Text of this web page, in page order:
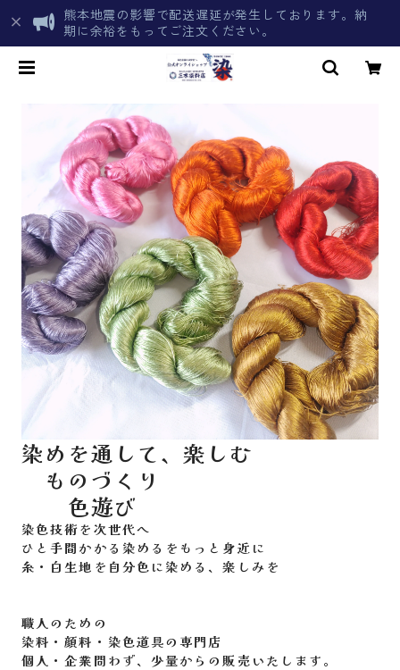
熊本地震の影響で配送遅延が発生しております。納
期に余裕をもってご注文ください。
染めを通して、楽しむ
ものづくり
色遊び
染色技術を次世代へ
ひと手間かかる染めるをもっと身近に
糸・白生地を自分色に染める、楽しみを
職人のための
染料・顔料・染色道具の専門店
個人・企業問わず、少量からの販売いたします。